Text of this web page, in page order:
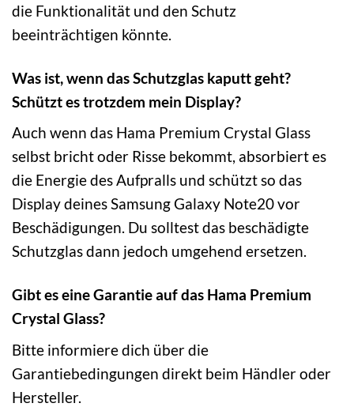
die Funktionalität und den Schutz
beeinträchtigen könnte.
Was ist, wenn das Schutzglas kaputt geht?
Schützt es trotzdem mein Display?
Auch wenn das Hama Premium Crystal Glass
selbst bricht oder Risse bekommt, absorbiert es
die Energie des Aufpralls und schützt so das
Display deines Samsung Galaxy Note20 vor
Beschädigungen. Du solltest das beschädigte
Schutzglas dann jedoch umgehend ersetzen.
Gibt es eine Garantie auf das Hama Premium
Crystal Glass?
Bitte informiere dich über die
Garantiebedingungen direkt beim Händler oder
Hersteller.